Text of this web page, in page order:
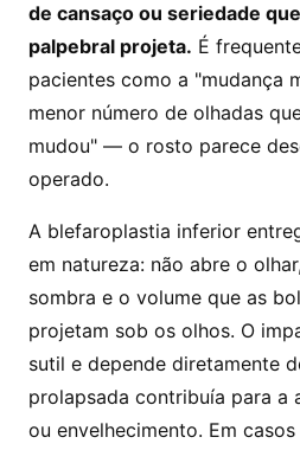
de cansaço ou seriedade
palpebral projeta. É
pacientes como a "mudança
menor número de olhadas
mudou" — o rosto parece
operado.
A blefaroplastia inferior
em natureza: não abre o
sombra e o volume que as
projetam sob os olhos. O
sutil e depende diretamente
prolapsada contribuía para a
ou envelhecimento. Em